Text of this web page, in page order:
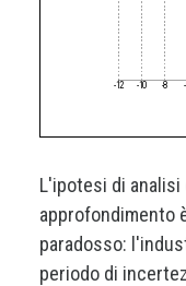
-12 -10 -8
L'ipotesi di
approfondimento
paradosso:
periodo di